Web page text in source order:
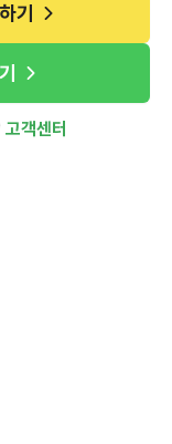
기
고객센터